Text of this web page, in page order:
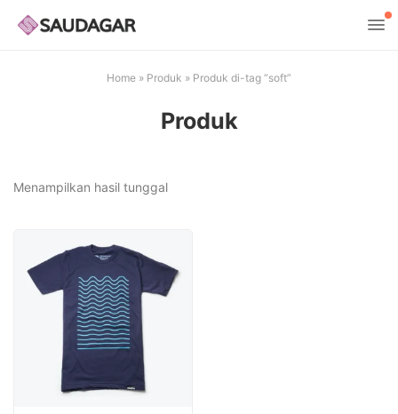
Home » Produk » Produk di-tag “soft”
Produk
Menampilkan hasil tunggal